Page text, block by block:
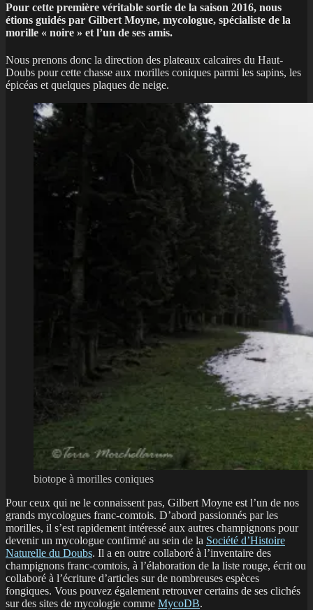
Pour cette première véritable sortie de la saison 2016, nous
étions guidés par Gilbert Moyne, mycologue, spécialiste de la
morille « noire » et l’un de ses amis.
Nous prenons donc la direction des plateaux calcaires du Haut-
Doubs pour cette chasse aux morilles coniques parmi les sapins, les
épicéas et quelques plaques de neige.
biotope à morilles coniques
Pour ceux qui ne le connaissent pas, Gilbert Moyne est l’un de nos
grands mycologues franc-comtois. D’abord passionnés par les
morilles, il s’est rapidement intéressé aux autres champignons pour
devenir un mycologue confirmé au sein de la Société d’Histoire
Naturelle du Doubs. Il a en outre collaboré à l’inventaire des
champignons franc-comtois, à l’élaboration de la liste rouge, écrit ou
collaboré à l’écriture d’articles sur de nombreuses espèces
fongiques. Vous pouvez également retrouver certains de ses clichés
sur des sites de mycologie comme MycoDB.